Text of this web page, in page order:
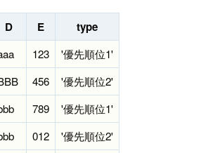
D E type
123
'優先順位1'
456
'優先順位2'
789
'優先順位1'
012
'優先順位2'